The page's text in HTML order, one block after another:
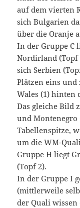
auf dem vierten
sich Bulgarien
über die Oranje
In der Gruppe C
Nordirland (Topf
sich Serbien
Plätzen eins
Wales (1) hinten
Das gleiche Bild
und Montenegro
Tabellenspitze,
um die WM-
Gruppe H liegt
(Topf 2).
In der Gruppe I
(mittlerweile
der Quali